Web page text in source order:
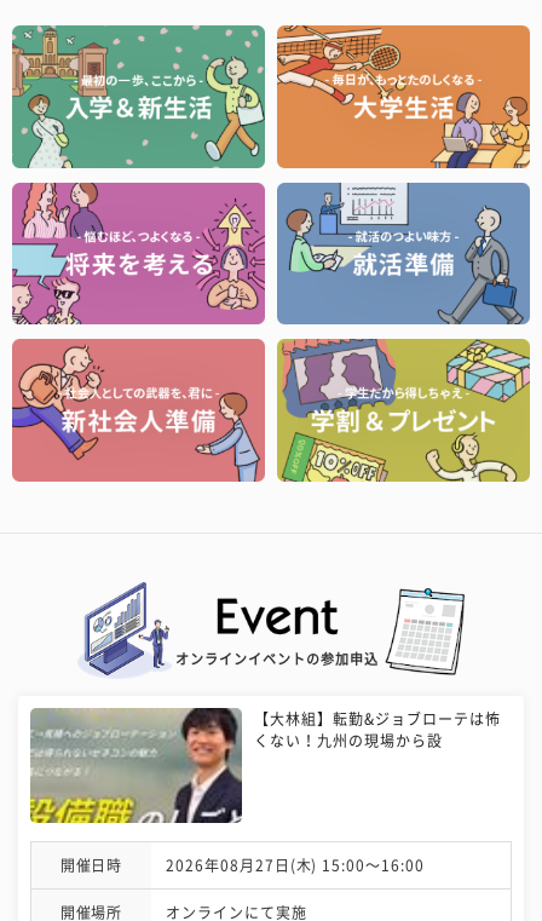
オンラインイベントの参加申込
【大林組】転勤&ジョブローテは怖
くない！九州の現場から設
開催日時 2026年08月27日(木) 15:00〜16:00
開催場所 オンラインにて実施